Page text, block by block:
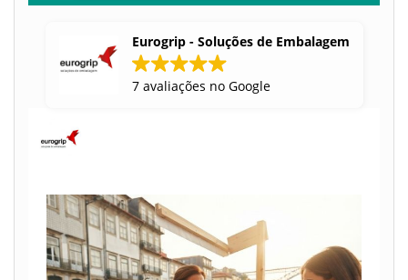
Eurogrip - Soluções de Embalagem
7 avaliações no Google